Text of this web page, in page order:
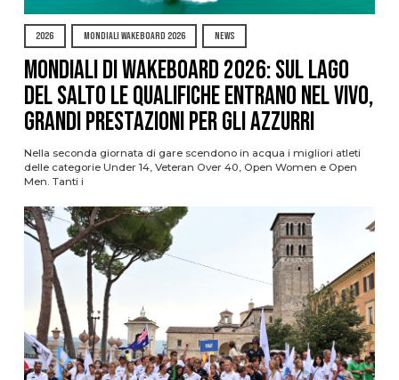
2026 MONDIALI WAKEBOARD 2026 NEWS
Mondiali di Wakeboard 2026: sul Lago
del Salto le qualifiche entrano nel vivo,
grandi prestazioni per gli azzurri
Nella seconda giornata di gare scendono in acqua i migliori atleti
delle categorie Under 14, Veteran Over 40, Open Women e Open
Men. Tanti i